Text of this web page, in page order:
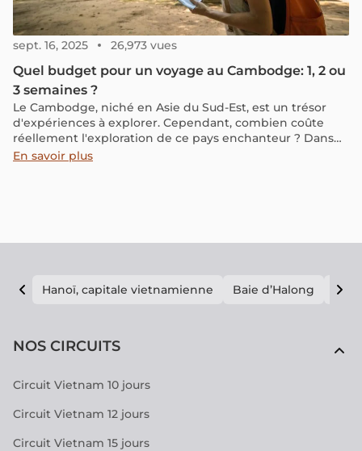
sept. 16, 2025 26,973 vues
Quel budget pour un voyage au Cambodge: 1, 2 ou
3 semaines ?
Le Cambodge, niché en Asie du Sud-Est, est un trésor
d'expériences à explorer. Cependant, combien coûte
réellement l'exploration de ce pays enchanteur ? Dans
cet article, nous vous offrirons un aperçu complet des
En savoir plus
Hanoï, capitale vietnamienne Baie d’Halong E
NOS CIRCUITS
Circuit Vietnam 10 jours
Circuit Vietnam 12 jours
Circuit Vietnam 15 jours